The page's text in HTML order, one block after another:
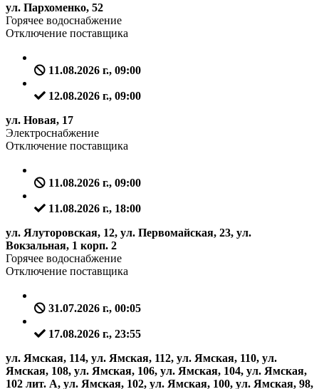
ул. Пархоменко, 52
Горячее водоснабжение
Отключение поставщика
11.08.2026 г., 09:00
12.08.2026 г., 09:00
ул. Новая, 17
Электроснабжение
Отключение поставщика
11.08.2026 г., 09:00
11.08.2026 г., 18:00
ул. Ялуторовская, 12, ул. Первомайская, 23, ул.
Вокзальная, 1 корп. 2
Горячее водоснабжение
Отключение поставщика
31.07.2026 г., 00:05
17.08.2026 г., 23:55
ул. Ямская, 114, ул. Ямская, 112, ул. Ямская, 110, ул.
Ямская, 108, ул. Ямская, 106, ул. Ямская, 104, ул. Ямская,
102 лит. А, ул. Ямская, 102, ул. Ямская, 100, ул. Ямская, 98,